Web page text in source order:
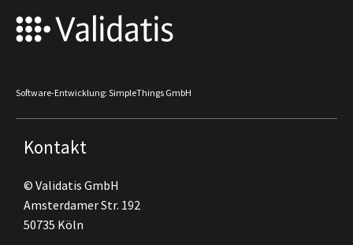
Software-Entwicklung: SimpleThings GmbH
Kontakt
© Validatis GmbH
Amsterdamer Str. 192
50735 Köln